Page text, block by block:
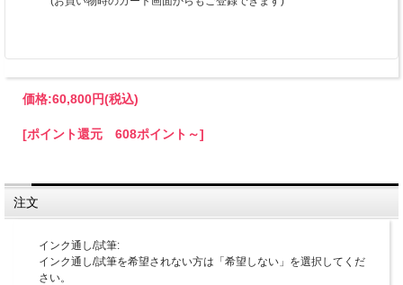
価格:60,800円(税込)
[ポイント還元 608ポイント～]
注文
インク通し/試筆:
インク通し/試筆を希望されない方は「希望しない」を選択してくだ
さい。